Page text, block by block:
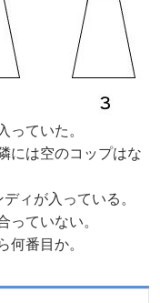
ていた。
には空のコップはな
ィが入っている。
ていない。
何番目か。